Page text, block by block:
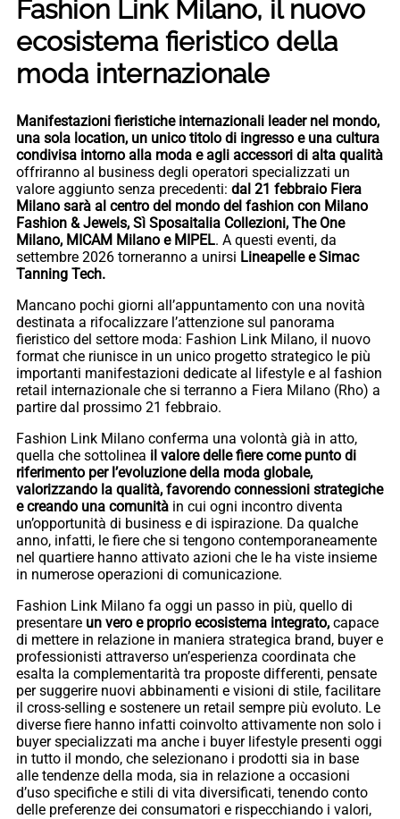
Fashion Link Milano, il nuovo
ecosistema fieristico della
moda internazionale
Manifestazioni fieristiche internazionali leader nel mondo,
una sola location, un unico titolo di ingresso e una cultura
condivisa intorno alla moda e agli accessori di alta qualità
offriranno al business degli operatori specializzati un
valore aggiunto senza precedenti: dal 21 febbraio Fiera
Milano sarà al centro del mondo del fashion con Milano
Fashion & Jewels, Sì Sposaitalia Collezioni, The One
Milano, MICAM Milano e MIPEL. A questi eventi, da
settembre 2026 torneranno a unirsi Lineapelle e Simac
Tanning Tech.
Mancano pochi giorni all’appuntamento con una novità
destinata a rifocalizzare l’attenzione sul panorama
fieristico del settore moda: Fashion Link Milano, il nuovo
format che riunisce in un unico progetto strategico le più
importanti manifestazioni dedicate al lifestyle e al fashion
retail internazionale che si terranno a Fiera Milano (Rho) a
partire dal prossimo 21 febbraio.
Fashion Link Milano conferma una volontà già in atto,
quella che sottolinea il valore delle fiere come punto di
riferimento per l’evoluzione della moda globale,
valorizzando la qualità, favorendo connessioni strategiche
e creando una comunità in cui ogni incontro diventa
un’opportunità di business e di ispirazione. Da qualche
anno, infatti, le fiere che si tengono contemporaneamente
nel quartiere hanno attivato azioni che le ha viste insieme
in numerose operazioni di comunicazione.
Fashion Link Milano fa oggi un passo in più, quello di
presentare un vero e proprio ecosistema integrato, capace
di mettere in relazione in maniera strategica brand, buyer e
professionisti attraverso un’esperienza coordinata che
esalta la complementarità tra proposte differenti, pensate
per suggerire nuovi abbinamenti e visioni di stile, facilitare
il cross-selling e sostenere un retail sempre più evoluto. Le
diverse fiere hanno infatti coinvolto attivamente non solo i
buyer specializzati ma anche i buyer lifestyle presenti oggi
in tutto il mondo, che selezionano i prodotti sia in base
alle tendenze della moda, sia in relazione a occasioni
d’uso specifiche e stili di vita diversificati, tenendo conto
delle preferenze dei consumatori e rispecchiando i valori,